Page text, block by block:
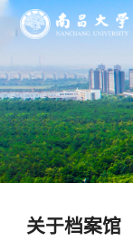
关于档案馆